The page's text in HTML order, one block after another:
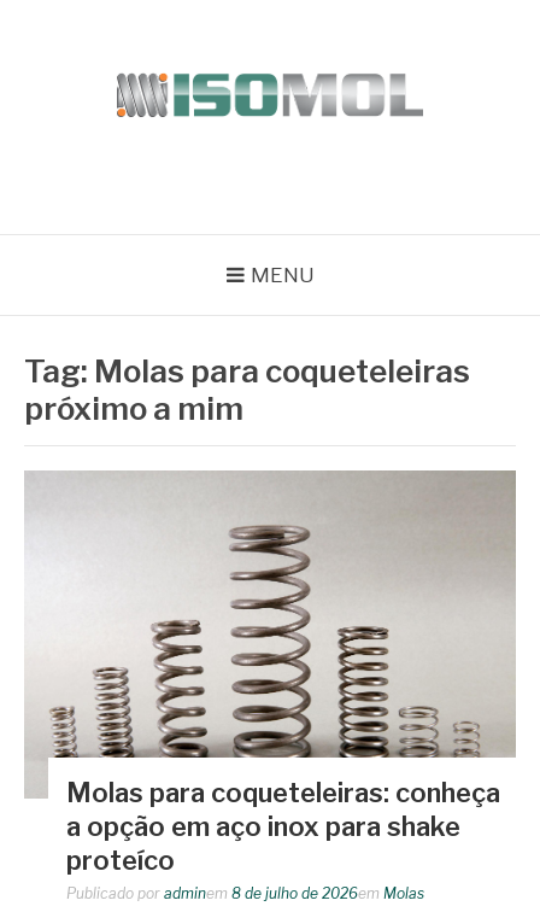
MENU
Tag: Molas para coqueteleiras
próximo a mim
Molas para coqueteleiras: conheça
a opção em aço inox para shake
proteíco
Publicado por adminem 8 de julho de 2026em Molas